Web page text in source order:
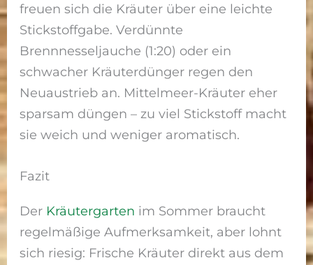
freuen sich die Kräuter über eine leichte
Stickstoffgabe. Verdünnte
Brennnesseljauche (1:20) oder ein
schwacher Kräuterdünger regen den
Neuaustrieb an. Mittelmeer-Kräuter eher
sparsam düngen – zu viel Stickstoff macht
sie weich und weniger aromatisch.
Fazit
Der Kräutergarten im Sommer braucht
regelmäßige Aufmerksamkeit, aber lohnt
sich riesig: Frische Kräuter direkt aus dem